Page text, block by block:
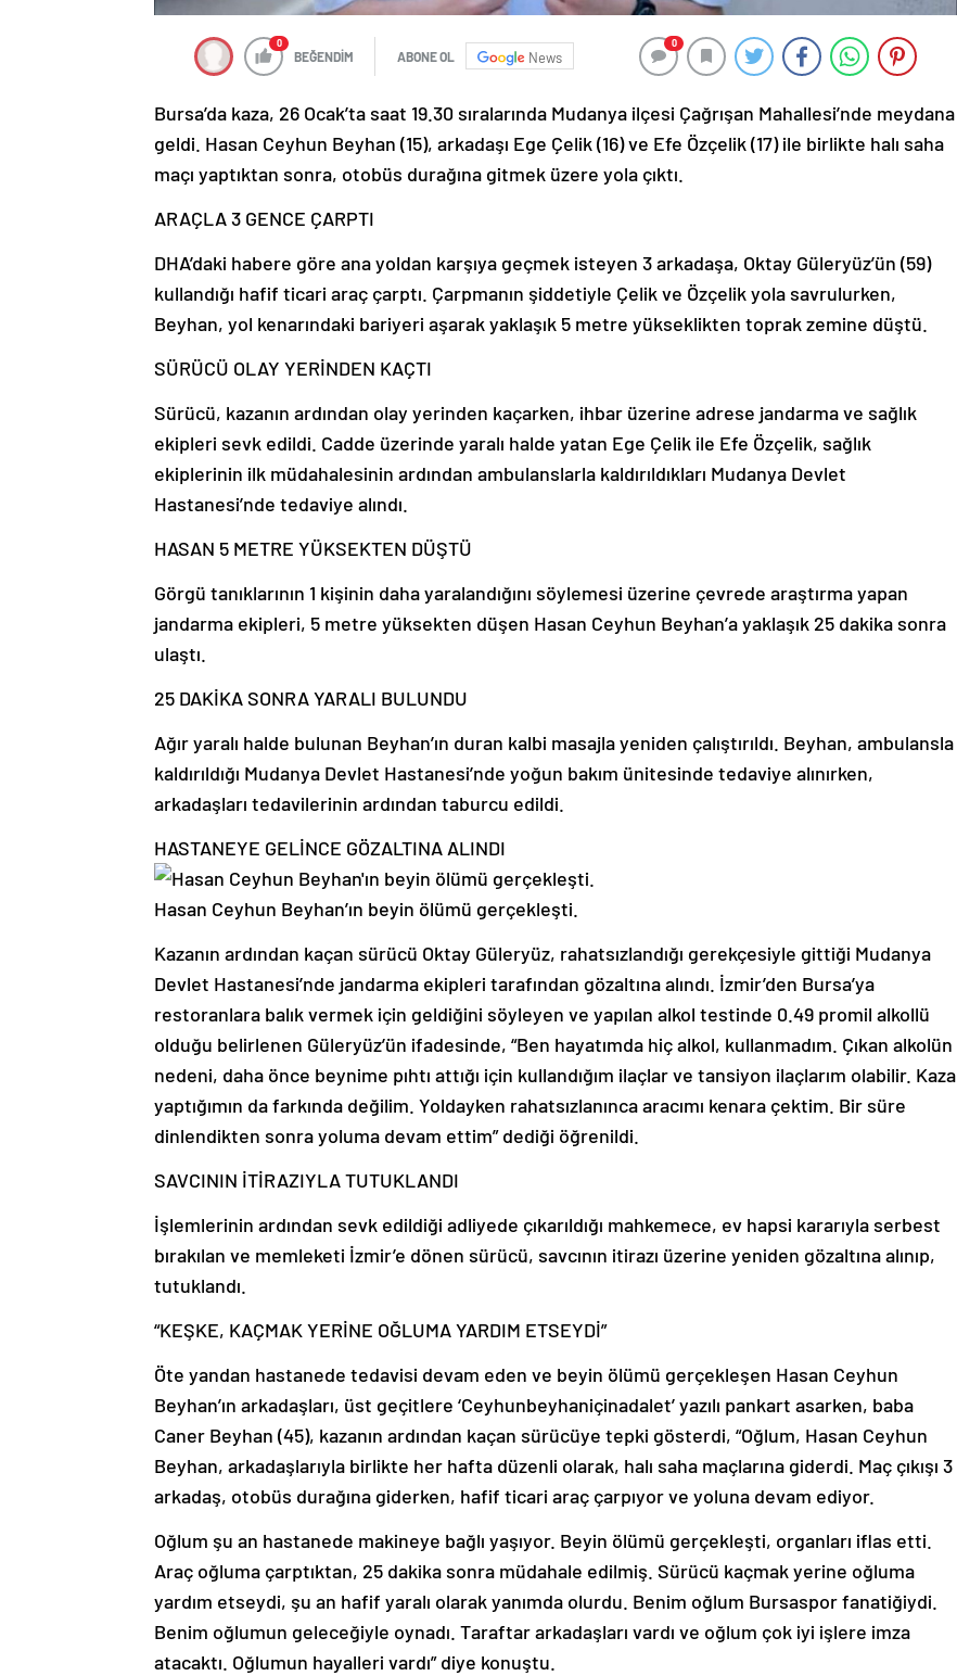
0
BEĞENDİM ABONE OL News
0
Bursa’da kaza, 26 Ocak’ta saat 19.30 sıralarında Mudanya ilçesi Çağrışan Mahallesi’nde meydana
geldi. Hasan Ceyhun Beyhan (15), arkadaşı Ege Çelik (16) ve Efe Özçelik (17) ile birlikte halı saha
maçı yaptıktan sonra, otobüs durağına gitmek üzere yola çıktı.
ARAÇLA 3 GENCE ÇARPTI
DHA’daki habere göre ana yoldan karşıya geçmek isteyen 3 arkadaşa, Oktay Güleryüz’ün (59)
kullandığı hafif ticari araç çarptı. Çarpmanın şiddetiyle Çelik ve Özçelik yola savrulurken,
Beyhan, yol kenarındaki bariyeri aşarak yaklaşık 5 metre yükseklikten toprak zemine düştü.
SÜRÜCÜ OLAY YERİNDEN KAÇTI
Sürücü, kazanın ardından olay yerinden kaçarken, ihbar üzerine adrese jandarma ve sağlık
ekipleri sevk edildi. Cadde üzerinde yaralı halde yatan Ege Çelik ile Efe Özçelik, sağlık
ekiplerinin ilk müdahalesinin ardından ambulanslarla kaldırıldıkları Mudanya Devlet
Hastanesi’nde tedaviye alındı.
HASAN 5 METRE YÜKSEKTEN DÜŞTÜ
Görgü tanıklarının 1 kişinin daha yaralandığını söylemesi üzerine çevrede araştırma yapan
jandarma ekipleri, 5 metre yüksekten düşen Hasan Ceyhun Beyhan’a yaklaşık 25 dakika sonra
ulaştı.
25 DAKİKA SONRA YARALI BULUNDU
Ağır yaralı halde bulunan Beyhan’ın duran kalbi masajla yeniden çalıştırıldı. Beyhan, ambulansla
kaldırıldığı Mudanya Devlet Hastanesi’nde yoğun bakım ünitesinde tedaviye alınırken,
arkadaşları tedavilerinin ardından taburcu edildi.
HASTANEYE GELİNCE GÖZALTINA ALINDI
Hasan Ceyhun Beyhan’ın beyin ölümü gerçekleşti.
Kazanın ardından kaçan sürücü Oktay Güleryüz, rahatsızlandığı gerekçesiyle gittiği Mudanya
Devlet Hastanesi’nde jandarma ekipleri tarafından gözaltına alındı. İzmir’den Bursa’ya
restoranlara balık vermek için geldiğini söyleyen ve yapılan alkol testinde 0.49 promil alkollü
olduğu belirlenen Güleryüz’ün ifadesinde, “Ben hayatımda hiç alkol, kullanmadım. Çıkan alkolün
nedeni, daha önce beynime pıhtı attığı için kullandığım ilaçlar ve tansiyon ilaçlarım olabilir. Kaza
yaptığımın da farkında değilim. Yoldayken rahatsızlanınca aracımı kenara çektim. Bir süre
dinlendikten sonra yoluma devam ettim” dediği öğrenildi.
SAVCININ İTİRAZIYLA TUTUKLANDI
İşlemlerinin ardından sevk edildiği adliyede çıkarıldığı mahkemece, ev hapsi kararıyla serbest
bırakılan ve memleketi İzmir’e dönen sürücü, savcının itirazı üzerine yeniden gözaltına alınıp,
tutuklandı.
“KEŞKE, KAÇMAK YERİNE OĞLUMA YARDIM ETSEYDİ”
Öte yandan hastanede tedavisi devam eden ve beyin ölümü gerçekleşen Hasan Ceyhun
Beyhan’ın arkadaşları, üst geçitlere ‘Ceyhunbeyhaniçinadalet’ yazılı pankart asarken, baba
Caner Beyhan (45), kazanın ardından kaçan sürücüye tepki gösterdi, “Oğlum, Hasan Ceyhun
Beyhan, arkadaşlarıyla birlikte her hafta düzenli olarak, halı saha maçlarına giderdi. Maç çıkışı 3
arkadaş, otobüs durağına giderken, hafif ticari araç çarpıyor ve yoluna devam ediyor.
Oğlum şu an hastanede makineye bağlı yaşıyor. Beyin ölümü gerçekleşti, organları iflas etti.
Araç oğluma çarptıktan, 25 dakika sonra müdahale edilmiş. Sürücü kaçmak yerine oğluma
yardım etseydi, şu an hafif yaralı olarak yanımda olurdu. Benim oğlum Bursaspor fanatiğiydi.
Benim oğlumun geleceğiyle oynadı. Taraftar arkadaşları vardı ve oğlum çok iyi işlere imza
atacaktı. Oğlumun hayalleri vardı” diye konuştu.